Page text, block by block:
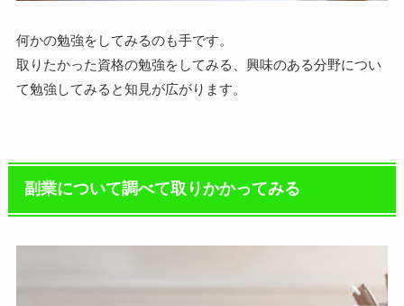
何かの勉強をしてみるのも手です。
取りたかった資格の勉強をしてみる、興味のある分野につい
て勉強してみると知見が広がります。
副業について調べて取りかかってみる